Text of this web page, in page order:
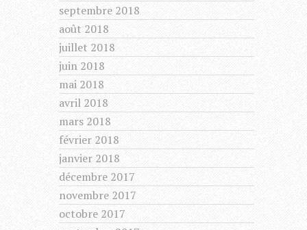
septembre 2018
août 2018
juillet 2018
juin 2018
mai 2018
avril 2018
mars 2018
février 2018
janvier 2018
décembre 2017
novembre 2017
octobre 2017